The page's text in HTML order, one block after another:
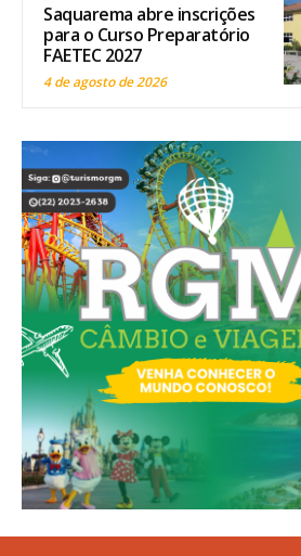
Saquarema abre inscrições
para o Curso Preparatório
FAETEC 2027
4 de agosto de 2026